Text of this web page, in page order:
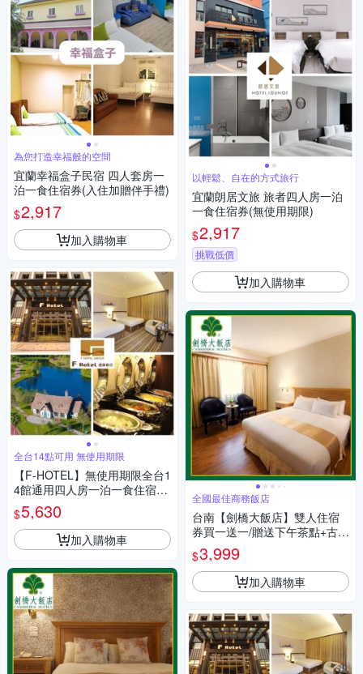
為您打造幸福般的空間
宜蘭幸福盒子民宿 四人套房一
泊一食住宿券(入住加贈伴手禮)
$2,917
加入購物車
全台14點可用 無使用期限
【F-HOTEL】無使用期限全台1
4館通用四人房一泊一食住宿券
(2張組)
$5,630
加入購物車
以輕鬆、自在的方式旅行
宜蘭朗居文旅 旅者四人房一泊
一食住宿券(無使用期限)
$2,917
挑戰低價
加入購物車
全國最佳商務飯店
台南【劍橋大飯店】雙人住宿
券買一送一/贈送下午茶點+古蹟
門票(MO)
$3,999
加入購物車